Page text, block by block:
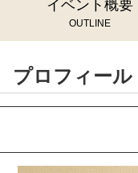
イベント概要
OUTLINE
プロフィール